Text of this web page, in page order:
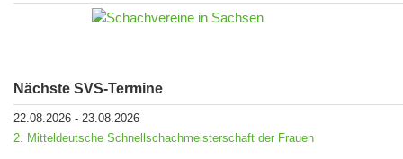
Nächste SVS-Termine
22.08.2026 - 23.08.2026
2. Mitteldeutsche Schnellschachmeisterschaft der Frauen